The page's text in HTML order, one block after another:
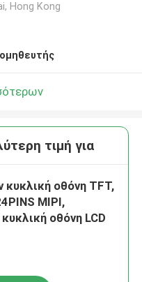
Hong Kong
τιμή για
κυκλική οθόνη TFT,
MIPI,
οθόνη LCD